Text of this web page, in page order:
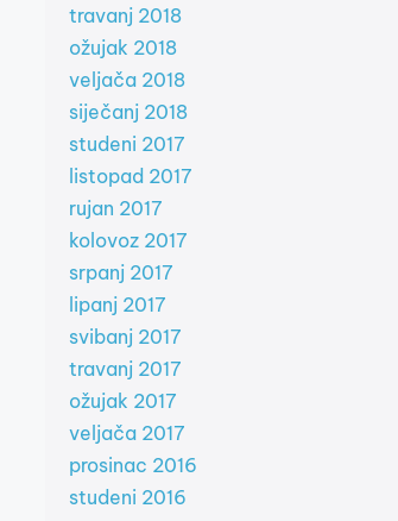
travanj 2018
ožujak 2018
veljača 2018
siječanj 2018
studeni 2017
listopad 2017
rujan 2017
kolovoz 2017
srpanj 2017
lipanj 2017
svibanj 2017
travanj 2017
ožujak 2017
veljača 2017
prosinac 2016
studeni 2016